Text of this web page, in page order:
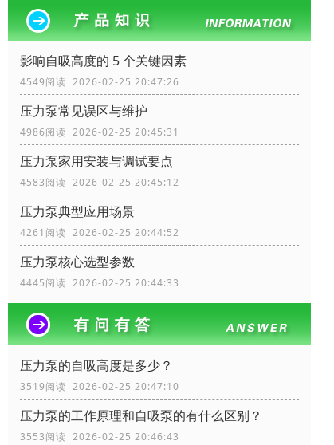
影响自吸高度的 5 个关键因素
4549阅读 2026-02-25 20:47:26
压力泵常见误区与维护
4986阅读 2026-02-25 20:45:31
压力泵家用安装与调试要点
4583阅读 2026-02-25 20:45:12
压力泵典型应用场景
4261阅读 2026-02-25 20:44:52
压力泵核心选型参数
4445阅读 2026-02-25 20:44:33
压力泵的自吸高度是多少？
3519阅读 2026-02-25 20:47:10
压力泵的工作原理和自吸泵的有什么区别？
3553阅读 2026-02-25 20:46:43